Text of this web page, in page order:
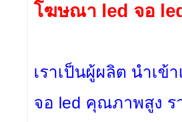
โฆษณา led จอ
เราเป็นผู้ผลิต นำเ
จอ led คุณภาพสูง ร